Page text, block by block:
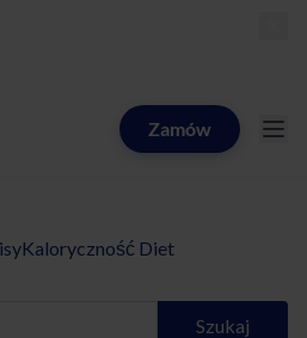
AfterfitZamów
Kaloryczność Diet
Szukaj